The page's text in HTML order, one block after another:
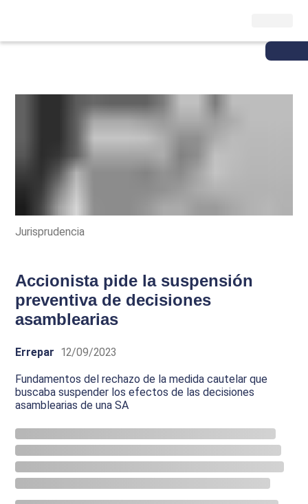
Jurisprudencia
Accionista pide la suspensión
preventiva de decisiones
asamblearias
Errepar 12/09/2023
Fundamentos del rechazo de la medida cautelar que
buscaba suspender los efectos de las decisiones
asamblearias de una SA